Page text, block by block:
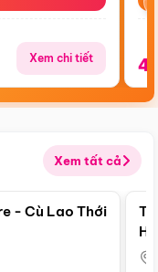
Xem chi tiết
Xem tất cả
Điểm nổi bật
- Cù Lao Thới